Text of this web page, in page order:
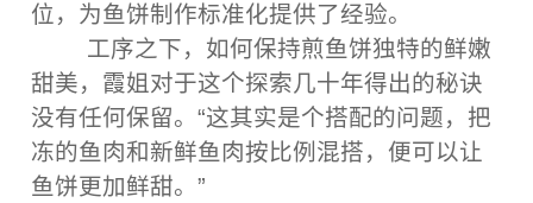
位，为鱼饼制作标准化提供了经验。
工序之下，如何保持煎鱼饼独特的鲜嫩
甜美，霞姐对于这个探索几十年得出的秘诀
没有任何保留。“这其实是个搭配的问题，把
冻的鱼肉和新鲜鱼肉按比例混搭，便可以让
鱼饼更加鲜甜。”